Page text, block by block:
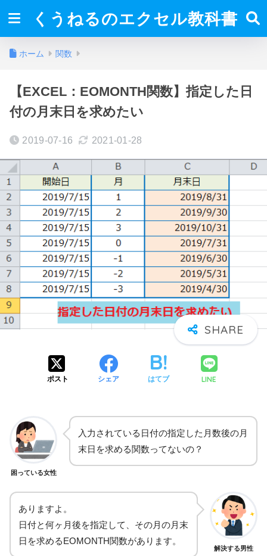
くうねるのエクセル教科書
ホーム 関数
【EXCEL：EOMONTH関数】指定した日
付の月末日を求めたい
2019-07-16 2021-01-28
ポスト シェア はてブ LINE
困っている女性
入力されている日付の指定した月数後の月
末日を求める関数ってないの？
ありますよ。
日付と何ヶ月後を指定して、その月の月末
日を求めるEOMONTH関数があります。
解決する男性